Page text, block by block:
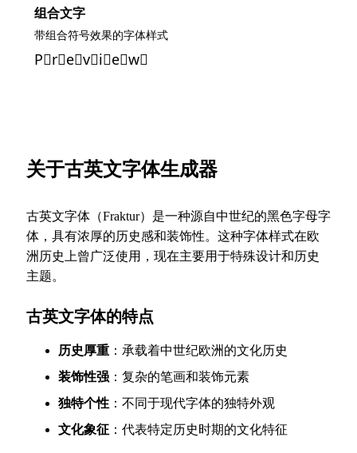
组合文字
带组合符号效果的字体样式
P⃠r⃠e⃠v⃠i⃠e⃠w⃠
关于古英文字体生成器
古英文字体（Fraktur）是一种源自中世纪的黑色字母字
体，具有浓厚的历史感和装饰性。这种字体样式在欧
洲历史上曾广泛使用，现在主要用于特殊设计和历史
主题。
古英文字体的特点
历史厚重 ：承载着中世纪欧洲的文化历史
装饰性强 ：复杂的笔画和装饰元素
独特个性 ：不同于现代字体的独特外观
文化象征 ：代表特定历史时期的文化特征